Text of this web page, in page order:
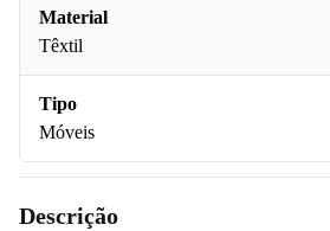
Material
Têxtil
Tipo
Móveis
Descrição